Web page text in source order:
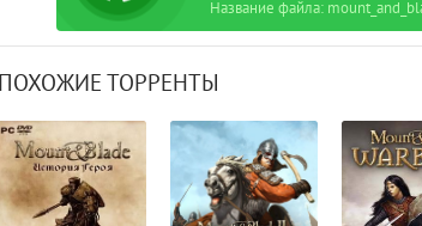
ПОХОЖИЕ ТОРРЕНТЫ